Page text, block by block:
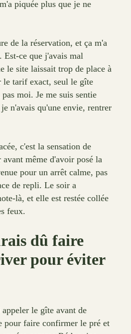
piquée plus que je ne
de la réservation, et ça m'a
Est-ce que j'avais mal
le site laissait trop de place à
le tarif exact, seul le gîte
moi. Je me suis sentie
n'avais qu'une envie, rentrer
c'est la sensation de
même d'avoir posé la
pour un arrêt calme, pas
de repli. Le soir a
là, et elle est restée collée
feux.
dû faire
pour éviter
le gîte avant de
pour faire confirmer le pré et